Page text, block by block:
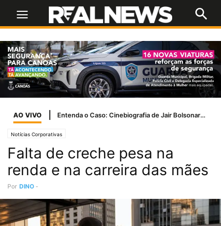
AO VIVO Entenda o Caso: Cinebiografia de Jair Bolsonaro tem problemas com a Ancine
Notícias Corporativas
Falta de creche pesa na
renda e na carreira das mães
Por DINO -